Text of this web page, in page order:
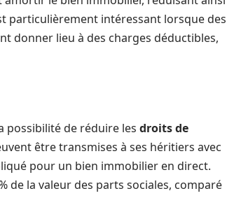
particulièrement intéressant lorsque des
donner lieu à des charges déductibles,
possibilité de réduire les droits de
être transmises à ses héritiers avec
pour un bien immobilier en direct.
de la valeur des parts sociales, comparé